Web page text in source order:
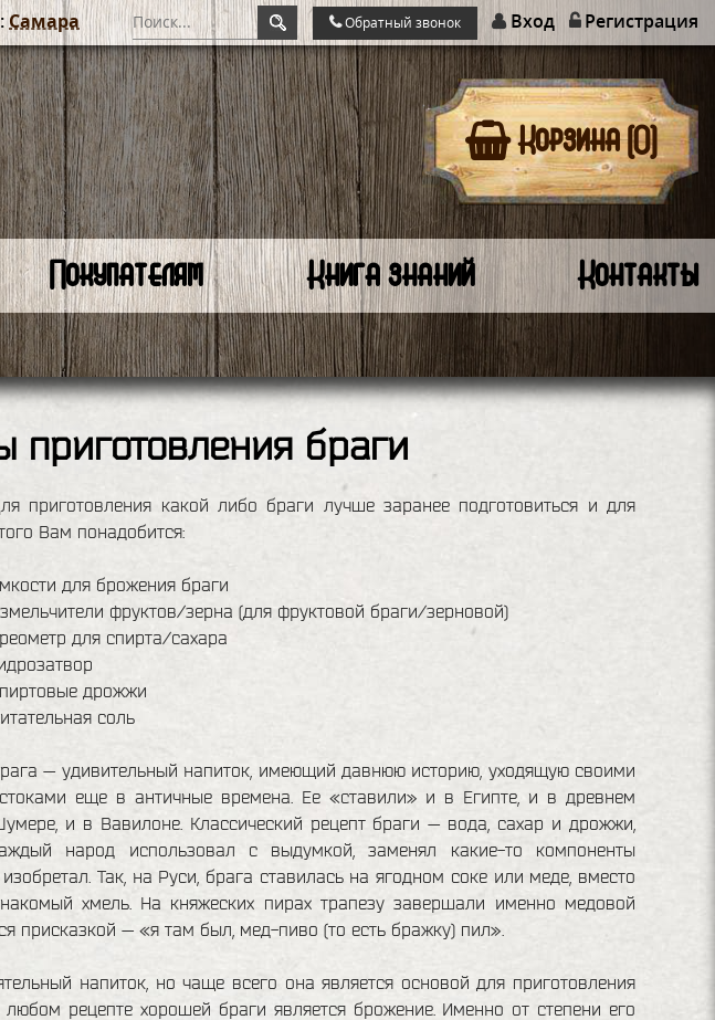
Самара Обратный звонок Вход Регистрация
Корзина (0)
Покупателям Книга знаний Контакты
приготовления браги
приготовления какой либо браги лучше заранее подготовиться и для
Вам понадобится:
для брожения браги
фруктов/зерна (для фруктовой браги/зерновой)
для спирта/сахара
дрожжи
соль
— удивительный напиток, имеющий давнюю историю, уходящую своими
еще в античные времена. Ее «ставили» и в Египте, и в древнем
и в Вавилоне. Классический рецепт браги — вода, сахар и дрожжи,
народ использовал с выдумкой, заменял какие-то компоненты
Так, на Руси, брага ставилась на ягодном соке или меде, вместо
хмель. На княжеских пирах трапезу завершали именно медовой
присказкой — «я там был, мед-пиво (то есть бражку) пил».
напиток, но чаще всего она является основой для приготовления
рецепте хорошей браги является брожение. Именно от степени его